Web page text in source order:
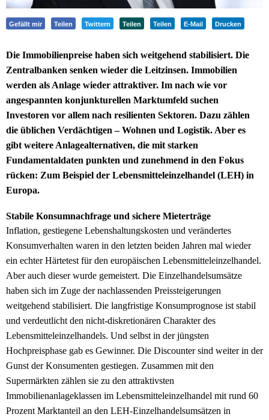
Gefällt mir Teilen Twittern Teilen Teilen E-Mail Drucken
Die Immobilienpreise haben sich weitgehend stabilisiert. Die
Zentralbanken senken wieder die Leitzinsen. Immobilien
werden als Anlage wieder attraktiver. Im nach wie vor
angespannten konjunkturellen Marktumfeld suchen
Investoren vor allem nach resilienten Sektoren. Dazu zählen
die üblichen Verdächtigen – Wohnen und Logistik. Aber es
gibt weitere Anlagealternativen, die mit starken
Fundamentaldaten punkten und zunehmend in den Fokus
rücken: Zum Beispiel der Lebensmitteleinzelhandel (LEH) in
Europa.
Stabile Konsumnachfrage und sichere Mieterträge
Inflation, gestiegene Lebenshaltungskosten und verändertes
Konsumverhalten waren in den letzten beiden Jahren mal wieder
ein echter Härtetest für den europäischen Lebensmitteleinzelhandel.
Aber auch dieser wurde gemeistert. Die Einzelhandelsumsätze
haben sich im Zuge der nachlassenden Preissteigerungen
weitgehend stabilisiert. Die langfristige Konsumprognose ist stabil
und verdeutlicht den nicht-diskretionären Charakter des
Lebensmitteleinzelhandels. Und selbst in der jüngsten
Hochpreisphase gab es Gewinner. Die Discounter sind weiter in der
Gunst der Konsumenten gestiegen. Zusammen mit den
Supermärkten zählen sie zu den attraktivsten
Immobilienanlageklassen im Lebensmitteleinzelhandel mit rund 60
Prozent Marktanteil an den LEH-Einzelhandelsumsätzen in